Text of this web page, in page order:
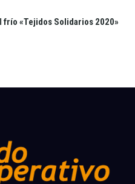
frío «Tejidos Solidarios 2020»